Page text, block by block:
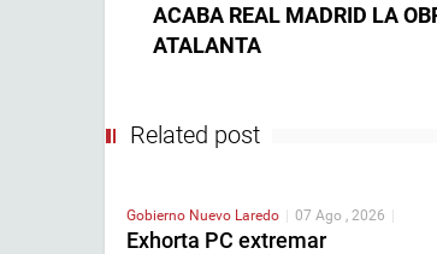
ACABA REAL MADRID LA
ATALANTA
Related post
Gobierno Nuevo Laredo | 07 Ago , 2026 |
Exhorta PC extremar